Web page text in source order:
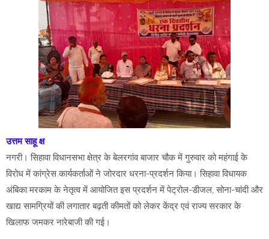
उत्तम साहू क्ष
नगरी। सिहावा विधानसभा क्षेत्र के बेलरगांव बाजार चौक में गुरुवार को महंगाई के
विरोध में कांग्रेस कार्यकर्ताओं ने जोरदार धरना-प्रदर्शन किया। सिहावा विधायक
अंबिका मरकाम के नेतृत्व में आयोजित इस प्रदर्शन में पेट्रोल-डीजल, सोना-चांदी और
खाद्य सामग्रियों की लगातार बढ़ती कीमतों को लेकर केंद्र एवं राज्य सरकार के
खिलाफ जमकर नारेबाजी की गई।